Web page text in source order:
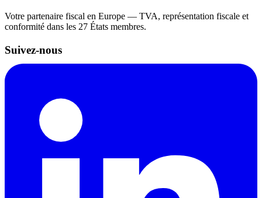
Votre partenaire fiscal en Europe — TVA, représentation fiscale et
conformité dans les 27 États membres.
Suivez-nous